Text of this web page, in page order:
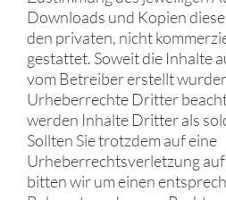
Downloads und Kopien
den privaten, nicht
gestattet. Soweit die Inhalte
vom Betreiber erstellt
Urheberrechte Dritter
werden Inhalte Dritter als
Sollten Sie trotzdem auf eine
Urheberrechtsverletzung
bitten wir um einen